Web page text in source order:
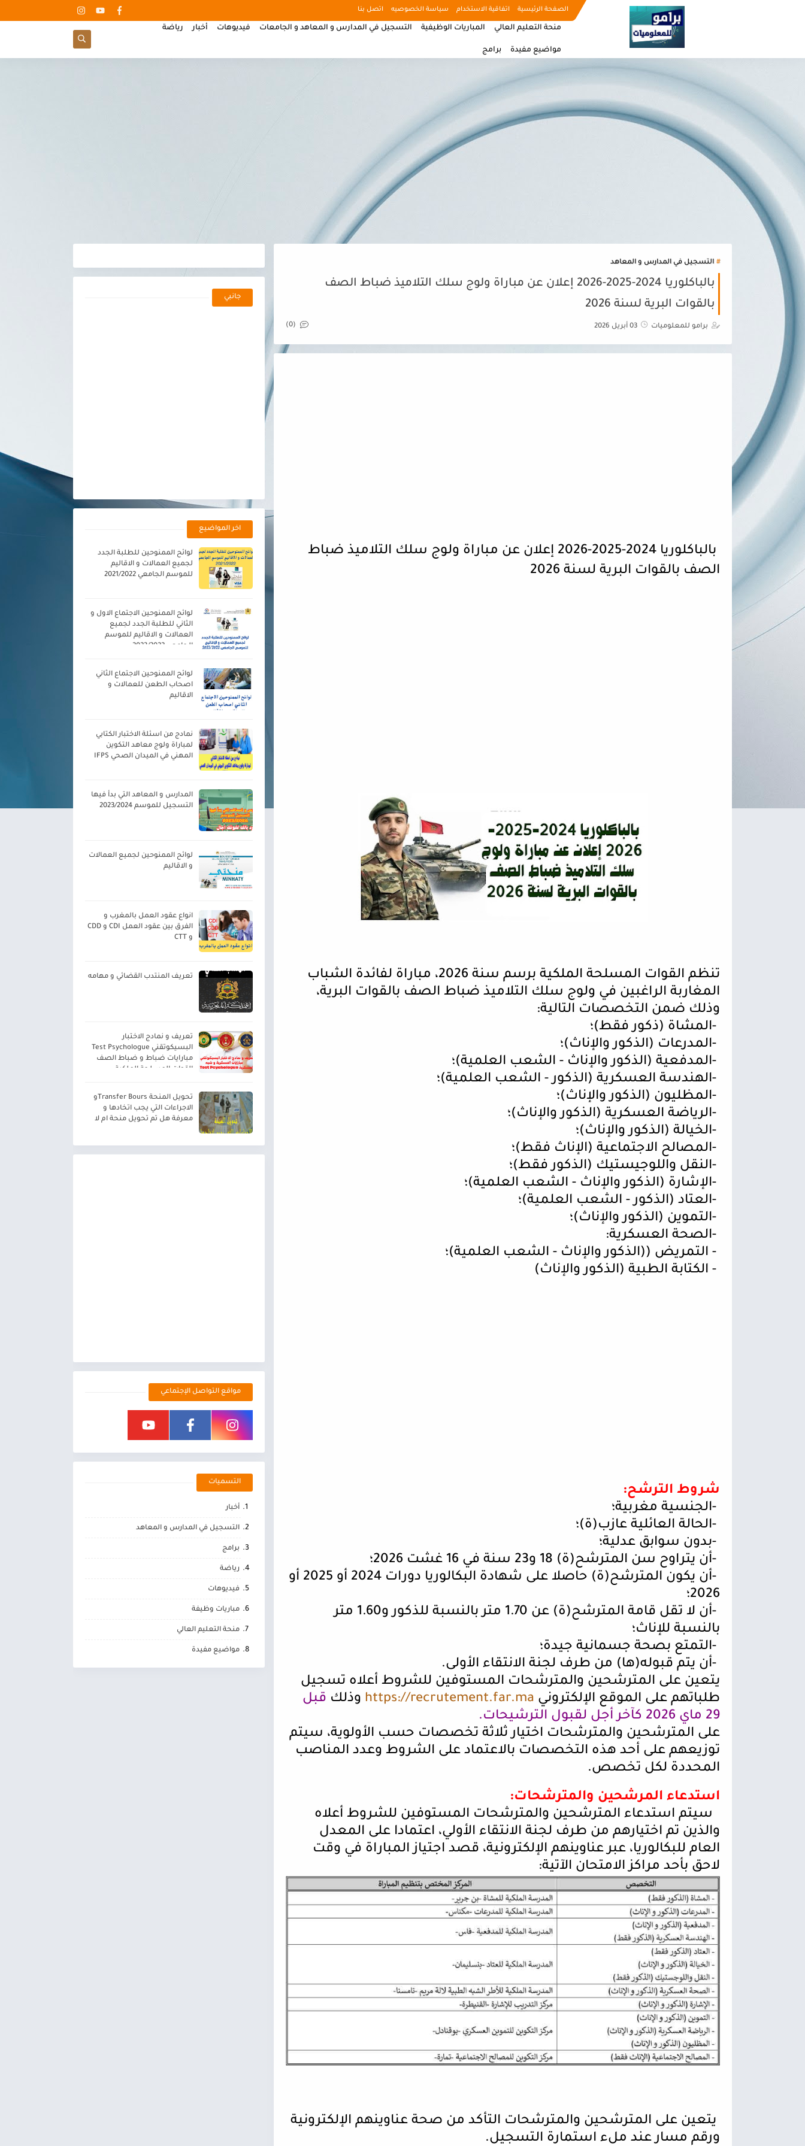
الصفحة الرئيسية اتفاقية الاستخدام سياسة الخصوصيه اتصل بنا
منحة التعليم العالي المباريات الوظيفية التسجيل في المدارس و المعاهد و الجامعات فيديوهات أخبار رياضة
مواضيع مفيدة برامج
التسجيل في المدارس و المعاهد
بالباكلوريا 2024-2025-2026 إعلان عن مباراة ولوج سلك التلاميذ ضباط الصف
بالقوات البرية لسنة 2026
برامو للمعلوميات 03 أبريل 2026 (0)
بالباكلوريا 2024-2025-2026 إعلان عن مباراة ولوج سلك التلاميذ ضباط
الصف بالقوات البرية لسنة 2026
تنظم القوات المسلحة الملكية برسم سنة 2026، مباراة لفائدة الشباب
المغاربة الراغبين في ولوج سلك التلاميذ ضباط الصف بالقوات البرية،
وذلك ضمن التخصصات التالية:
-المشاة (ذكور فقط)؛
-المدرعات (الذكور والإناث)؛
-المدفعية (الذكور والإناث - الشعب العلمية)؛
-الهندسة العسكرية (الذكور - الشعب العلمية)؛
-المظليون (الذكور والإناث)؛
-الرياضة العسكرية (الذكور والإناث)؛
-الخيالة (الذكور والإناث)؛
-المصالح الاجتماعية (الإناث فقط)؛
-النقل واللوجيستيك (الذكور فقط)؛
-الإشارة (الذكور والإناث - الشعب العلمية)؛
-العتاد (الذكور - الشعب العلمية)؛
-التموين (الذكور والإناث)؛
-الصحة العسكرية:
- التمريض ((الذكور والإناث - الشعب العلمية)؛
- الكتابة الطبية (الذكور والإناث)
شروط الترشح:
-الجنسية مغربية؛
-الحالة العائلية عازب(ة)؛
-بدون سوابق عدلية؛
-أن يتراوح سن المترشح(ة) 18 و23 سنة في 16 غشت 2026؛
-
أن يكون المترشح(ة) حاصلا على شهادة البكالوريا دورات 2024 أو 2025 أو
2026؛
-
أن لا تقل قامة المترشح(ة) عن 1.70 متر بالنسبة للذكور و1.60 متر
بالنسبة للإناث؛
-التمتع بصحة جسمانية جيدة؛
-أن يتم قبوله(ها) من طرف لجنة الانتقاء الأولى.
يتعين على المترشحين والمترشحات المستوفين للشروط أعلاه تسجيل
طلباتهم على الموقع الإلكتروني https://recrutement.far.ma وذلك قبل
29 ماي 2026 كآخر أجل لقبول الترشيحات
.
على المترشحين والمترشحات اختيار ثلاثة تخصصات حسب الأولوية، سيتم
توزيعهم على أحد هذه التخصصات بالاعتماد على الشروط وعدد المناصب
المحددة لكل تخصص.
استدعاء المرشحين والمترشحات:
سيتم استدعاء المترشحين والمترشحات المستوفين للشروط أعلاه
والذين تم اختيارهم من طرف لجنة الانتقاء الأولي، اعتمادا على المعدل
العام للبكالوريا، عبر عناوينهم الإلكترونية، قصد اجتياز المباراة في وقت
لاحق بأحد مراكز الامتحان الآتية:
يتعين على المترشحين والمترشحات التأكد من صحة عناوينهم الإلكترونية
ورقم مسار عند ملء استمارة التسجيل.
جانبي
اخر المواضيع
لوائح الممنوحين للطلبة الجدد
لجميع العمالات و الاقاليم
للموسم الجامعي 2021/2022
لوائح الممنوحين الاجتماع الاول و
الثاني للطلبة الجدد لجميع
العمالات و الاقاليم للموسم
الجامعي 2023/2022
لوائح الممنوحين الاجتماع الثاني
اصحاب الطعن للعمالات و
الاقاليم
نمادج من اسئلة الاختبار الكتابي
لمباراة ولوج معاهد التكوين
المهني في الميدان الصحي IFPS
المدارس و المعاهد التي بدأ فيها
التسجيل للموسم 2023/2024
لوائح الممنوحين لجميع العمالات
و الاقاليم
انواع عقود العمل بالمغرب و
الفرق بين عقود العمل CDI و CDD
و CTT
تعريف المنتدب القضائي و مهامه
تعريف و نمادج الاختبار
البسيكوتقني Test Psychologue
مبارايات ضباط و ضباط الصف
القوات المسلحة الملكية
تحويل المنحة Transfer Boursو
الاجراءات التي يجب اتخادها و
معرفة هل تم تحويل منحة ام لا
مواقع التواصل الإجتماعي
التسميات
أخبار
التسجيل في المدارس و المعاهد
برامج
رياضة
فيديوهات
مباريات وظيفة
منحة التعليم العالي
مواضيع مفيدة